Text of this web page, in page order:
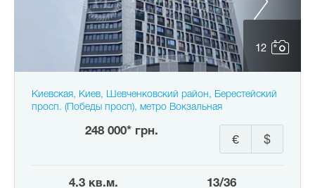
12
Киевская, Киев, Шевченковский район, Берестейский
просп. (Победы просп), метро Вокзальная
248 000* грн.
$
€
4.3 кв.м. 13/36